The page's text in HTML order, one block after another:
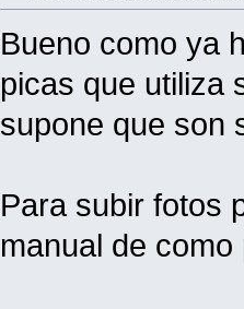
Bueno como ya
picas que utiliza
supone que son
Para subir fotos
manual de